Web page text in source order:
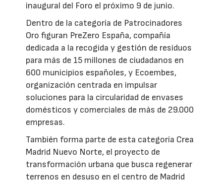
inaugural del Foro el próximo 9 de junio.
Dentro de la categoría de Patrocinadores
Oro figuran PreZero España, compañía
dedicada a la recogida y gestión de residuos
para más de 15 millones de ciudadanos en
600 municipios españoles, y Ecoembes,
organización centrada en impulsar
soluciones para la circularidad de envases
domésticos y comerciales de más de 29.000
empresas.
También forma parte de esta categoría Crea
Madrid Nuevo Norte, el proyecto de
transformación urbana que busca regenerar
terrenos en desuso en el centro de Madrid